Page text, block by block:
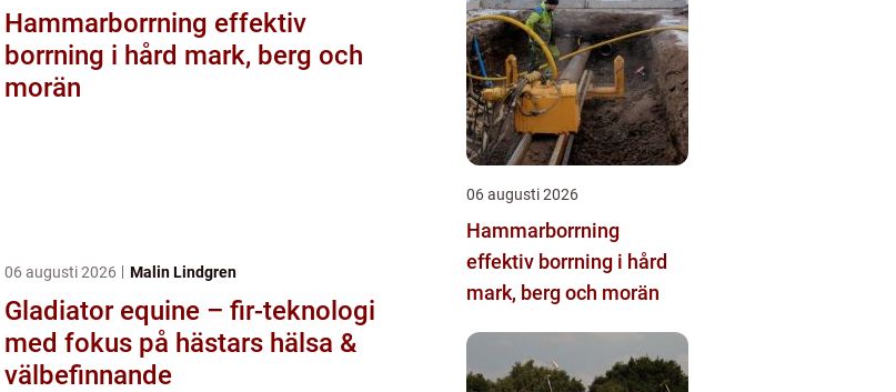
Hammarborrning effektiv
borrning i hård mark, berg och
morän
06 augusti 2026 Malin Lindgren
Gladiator equine – fir-teknologi
med fokus på hästars hälsa &
välbefinnande
06 augusti 2026
Hammarborrning
effektiv borrning i hård
mark, berg och morän